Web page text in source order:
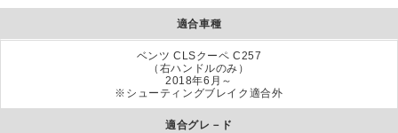
適合車種
ベンツ CLSクーペ C257
（右ハンドルのみ）
2018年6月～
※シューティングブレイク適合外
適合グレ－ド